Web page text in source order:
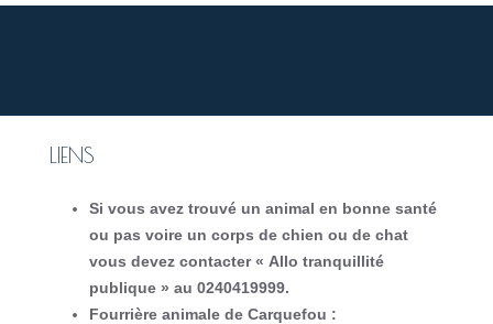
LIENS
Si vous avez trouvé un animal en bonne santé
ou pas voire un corps de chien ou de chat
vous devez contacter « Allo tranquillité
publique » au 0240419999.
Fourrière animale de Carquefou :